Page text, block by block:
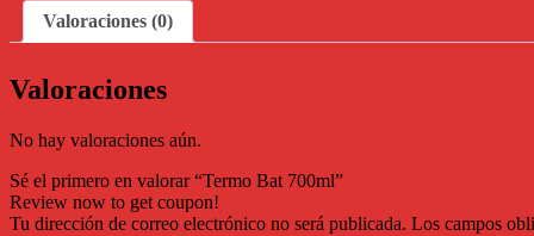
Valoraciones (0)
Valoraciones
No hay valoraciones aún.
Sé el primero en valorar “Termo Bat 700ml”
Review now to get coupon!
Tu dirección de correo electrónico no será publicada. Los campos